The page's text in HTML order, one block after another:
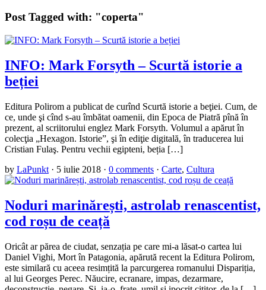
Post Tagged with: "coperta"
INFO: Mark Forsyth – Scurtă istorie a
beției
Editura Polirom a publicat de curînd Scurtă istorie a beţiei. Cum, de
ce, unde şi cînd s-au îmbătat oamenii, din Epoca de Piatră pînă în
prezent, al scriitorului englez Mark Forsyth. Volumul a apărut în
colecţia „Hexagon. Istorie”, şi în ediţie digitală, în traducerea lui
Cristian Fulaş. Pentru vechii egipteni, beția […]
by LaPunkt · 5 iulie 2018 · 0 comments · Carte, Cultura
Noduri marinărești, astrolab renascentist,
cod roșu de ceață
Oricât ar părea de ciudat, senzația pe care mi-a lăsat-o cartea lui
Daniel Vighi, Mort în Patagonia, apărută recent la Editura Polirom,
este similară cu aceea resimțită la parcurgerea romanului Dispariția,
al lui Georges Perec. Năucire, ecranare, impas, dezarmare,